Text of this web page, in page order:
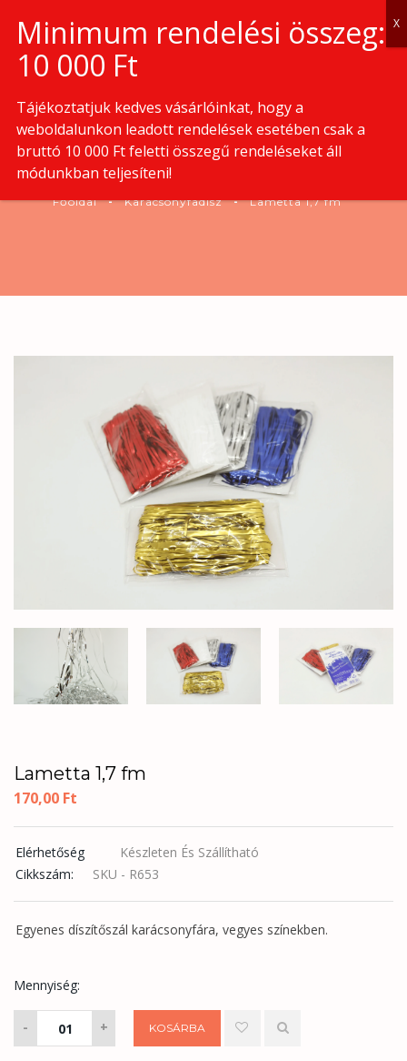
LAMETTA 1,7 FM
Főoldal Karácsonyfadísz Lametta 1,7 fm
Lametta 1,7 fm
170,00 Ft
Elérhetőség
Készleten És Szállítható
Cikkszám:
SKU - R653
Egyenes díszítőszál karácsonyfára, vegyes színekben.
Mennyiség:
- + KOSÁRBA
Tájékoztatjuk kedves vásárlóinkat, hogy a
weboldalunkon leadott rendelések esetében csak a
bruttó 10 000 Ft feletti összegű rendeléseket áll
módunkban teljesíteni!